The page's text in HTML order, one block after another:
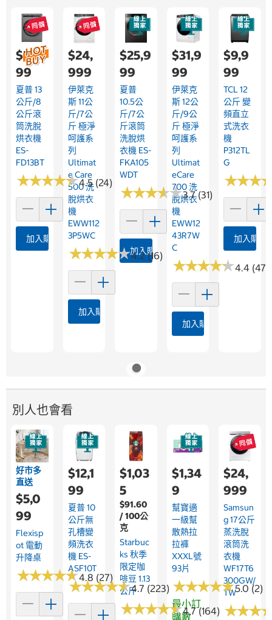
$25,5
99
夏普 13
公斤/8
公斤滾
筒洗脫
烘衣機
ES-
FD13BT
★★★★★
★★★★★4.5 (24)
加入購物車
$24,
999
伊萊克
斯 11公
斤/7公
斤 極淨
呵護系
列
Ultimat
E Care
500 洗
脫烘衣
機
EWW112
3P5WC
★★★★★
★★★★★4.2 (16)
加入購物車
$25,9
99
夏普
10.5公
斤/7公
斤滾筒
洗脫烘
衣機 ES-
FKA105
WDT
★★★★★
★★★★★3.7 (31)
加入購物車
$31,9
99
伊萊克
斯 12公
斤/9公
斤 極淨
呵護系
列
Ultimat
ECare
700 洗
脫烘衣
機
EWW12
43R7W
C
★★★★★
★★★★★4.4 (47)
加入購物車
$9,9
99
TCL 12
公斤 變
頻直立
式洗衣
機
P312TL
G
★★★
★★★
加入購物
別人也會看
好市多
直送
$5,0
99
Flexisp
Ot 電動
升降桌
★★★★★
★★★★★4.8 (27)
$12,1
99
夏普 10
公斤無
孔槽變
頻洗衣
機 ES-
ASF10T
★★★★★
★★★★★4.7 (223)
$1,03
5
$91.60
/ 100公
克
Starbuc
Ks 秋季
限定咖
啡豆 1.13
公斤
★★★★★
★★★★★4.7 (164)
$1,34
9
幫寶適
一級幫
散熱拉
拉褲
XXXL號
93片
★★★★★
★★★★★5.0 (2)
最小訂
購數
$24,
999
Samsun
G 17公斤
蒸洗脫
滾筒洗
衣機
WF17T6
300GW/
TW
★★★
★★★